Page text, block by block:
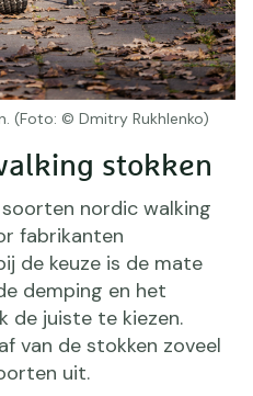
stokken
nordic walking
fabrikanten
de keuze is de mate
demping en het
de juiste te kiezen.
van de stokken zoveel
uit.
(Foto: © Dmitry Rukhlenko)